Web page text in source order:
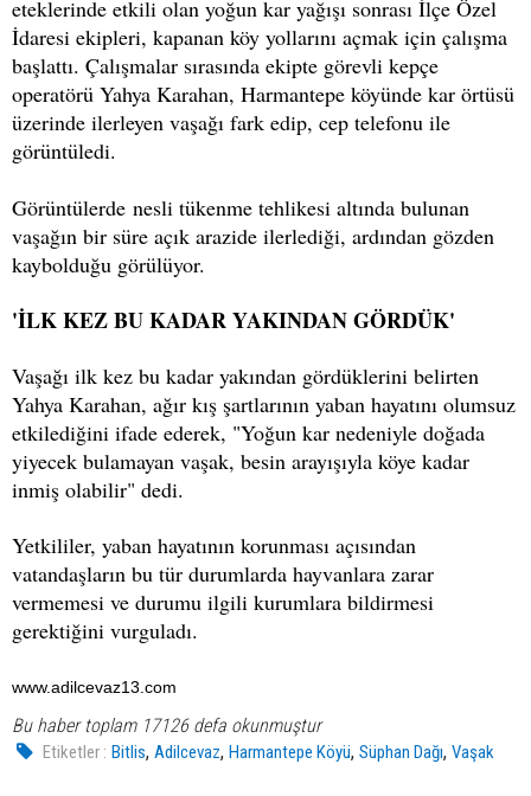
eteklerinde etkili olan yoğun kar yağışı sonrası İlçe Özel
İdaresi ekipleri, kapanan köy yollarını açmak için çalışma
başlattı. Çalışmalar sırasında ekipte görevli kepçe
operatörü Yahya Karahan, Harmantepe köyünde kar örtüsü
üzerinde ilerleyen vaşağı fark edip, cep telefonu ile
görüntüledi.
Görüntülerde nesli tükenme tehlikesi altında bulunan
vaşağın bir süre açık arazide ilerlediği, ardından gözden
kaybolduğu görülüyor.
'İLK KEZ BU KADAR YAKINDAN GÖRDÜK'
Vaşağı ilk kez bu kadar yakından gördüklerini belirten
Yahya Karahan, ağır kış şartlarının yaban hayatını olumsuz
etkilediğini ifade ederek, "Yoğun kar nedeniyle doğada
yiyecek bulamayan vaşak, besin arayışıyla köye kadar
inmiş olabilir" dedi.
Yetkililer, yaban hayatının korunması açısından
vatandaşların bu tür durumlarda hayvanlara zarar
vermemesi ve durumu ilgili kurumlara bildirmesi
gerektiğini vurguladı.
www.adilcevaz13.com
Bu haber toplam 17126 defa okunmuştur
Etiketler : Bitlis,Adilcevaz,Harmantepe Köyü,Süphan Dağı,Vaşak